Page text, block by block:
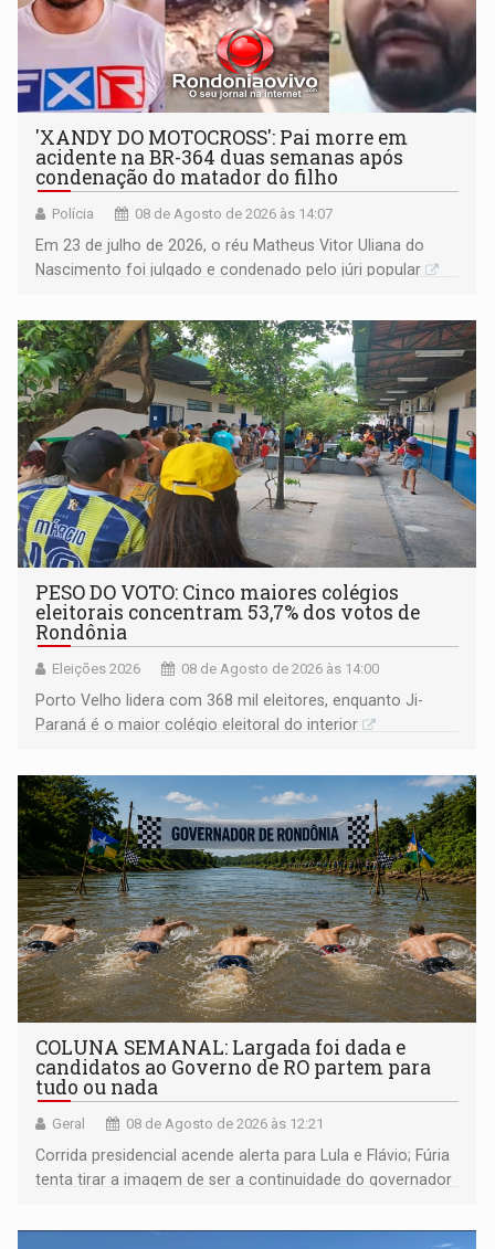
'XANDY DO MOTOCROSS': Pai morre em
acidente na BR-364 duas semanas após
condenação do matador do filho
Polícia 08 de Agosto de 2026 às 14:07
Em 23 de julho de 2026, o réu Matheus Vitor Uliana do
Nascimento foi julgado e condenado pelo júri popular
PESO DO VOTO: Cinco maiores colégios
eleitorais concentram 53,7% dos votos de
Rondônia
Eleições 2026 08 de Agosto de 2026 às 14:00
Porto Velho lidera com 368 mil eleitores, enquanto Ji-
Paraná é o maior colégio eleitoral do interior
COLUNA SEMANAL: Largada foi dada e
candidatos ao Governo de RO partem para
tudo ou nada
Geral 08 de Agosto de 2026 às 12:21
Corrida presidencial acende alerta para Lula e Flávio; Fúria
tenta tirar a imagem de ser a continuidade do governador
não ter entrado no modo eleição; ABAV faz evento em